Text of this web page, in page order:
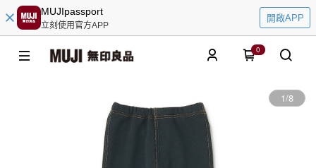
MUJIpassport
立刻使用官方APP
開啟APP
0
1/8